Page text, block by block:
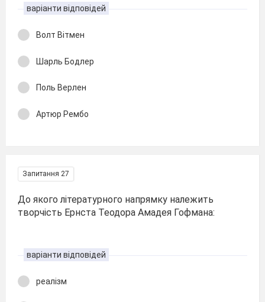
варіанти відповідей
Волт Вітмен
Шарль Бодлер
Поль Верлен
Артюр Рембо
Запитання 27
До якого літературного напрямку належить
творчість Ернста Теодора Амадея Гофмана:
варіанти відповідей
реалізм